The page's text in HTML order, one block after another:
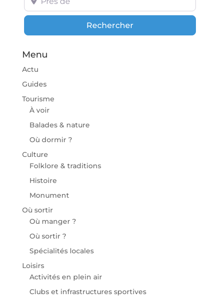
RechercherRechercher
Menu
Actu
Guides
Tourisme
À voir
Balades & nature
Où dormir ?
Culture
Folklore & traditions
Histoire
Monument
Où sortir
Où manger ?
Où sortir ?
Spécialités locales
Loisirs
Activités en plein air
Clubs et infrastructures sportives